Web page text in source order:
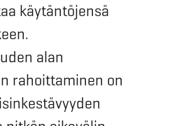
käytäntöjensä
alan
rahoittaminen on